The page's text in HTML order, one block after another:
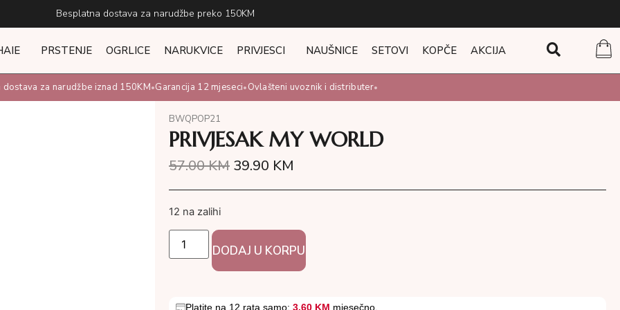
Besplatna dostava za narudžbe preko 150KM
PRSTENJE OGRLICE NARUKVICE PRIVJESCI NAUŠNICE SETOVI KOPČE AKCIJA
za narudžbe iznad 150KM •Garancija 12 mjeseci•Ovlašteni uvoznik i distributer•
BWQPOP21
PRIVJESAK MY WORLD
57.00KM 39.90 KM
12 na zalihi
DODAJ U KORPU
Platite na 12 rata samo: 3.60 KM mjesečno.